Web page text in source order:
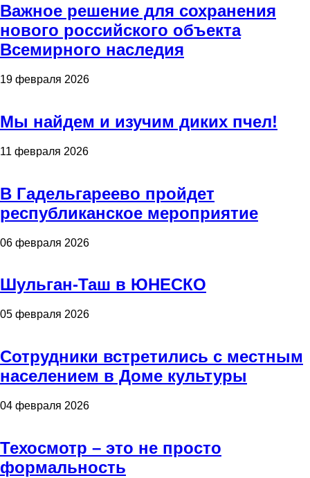
Важное решение для сохранения
нового российского объекта
Всемирного наследия
19 февраля 2026
Мы найдем и изучим диких пчел!
11 февраля 2026
В Гадельгареево пройдет
республиканское мероприятие
06 февраля 2026
Шульган-Таш в ЮНЕСКО
05 февраля 2026
Сотрудники встретились с местным
населением в Доме культуры
04 февраля 2026
Техосмотр – это не просто
формальность